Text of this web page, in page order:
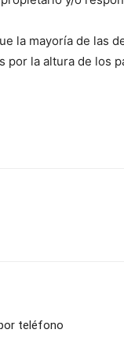
la mayoría de las
por la altura de los
teléfono